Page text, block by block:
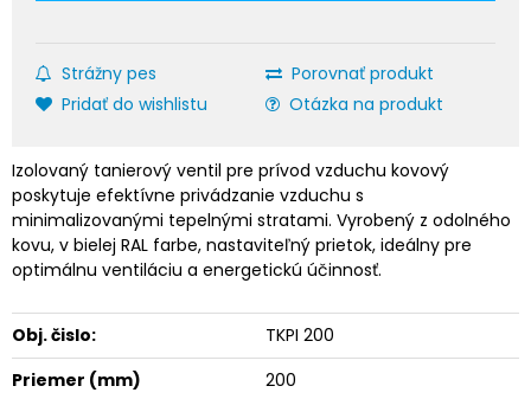
Strážny pes
Porovnať produkt
Pridať do wishlistu
Otázka na produkt
Izolovaný tanierový ventil pre prívod vzduchu kovový
poskytuje efektívne privádzanie vzduchu s
minimalizovanými tepelnými stratami. Vyrobený z odolného
kovu, v bielej RAL farbe, nastaviteľný prietok, ideálny pre
optimálnu ventiláciu a energetickú účinnosť.
Obj. čislo:
TKPI 200
Priemer (mm)
200